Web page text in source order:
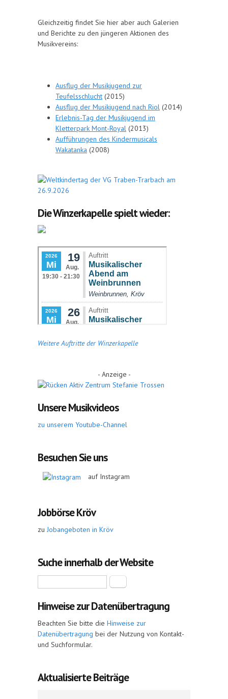
Gleichzeitig findet Sie hier aber auch Galerien
und Berichte zu den jüngeren Aktionen des
Musikvereins:
Ausflug der Musikjugend zur
Teufelsschlucht (2015)
Ausflug der Musikjugend nach Riol (2014)
Erlebnis-Tag der Musikjugend im
Kletterpark Mont-Royal (2013)
Aufführungen des Kindermusicals
Wakatanka (2008)
Die Winzerkapelle spielt wieder:
Weitere Auftritte der Winzerkapelle
- Anzeige -
Unsere Musikvideos
zu unserem Youtube-Channel
Besuchen Sie uns
auf Instagram
Jobbörse Kröv
zu Jobangeboten in Kröv
Suche innerhalb der Website
Suche
Hinweise zur Datenübertragung
Beachten Sie bitte die Hinweise zur
Datenübertragung bei der Nutzung von Kontakt-
und Suchformular.
Aktualisierte Beiträge